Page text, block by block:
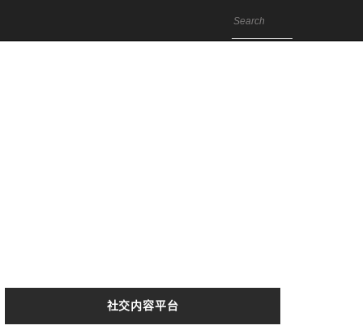
社交内容平台